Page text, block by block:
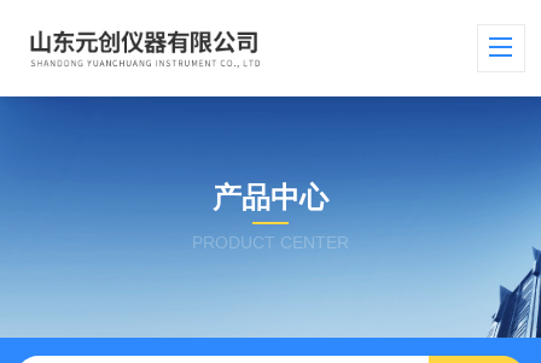
产品中心
PRODUCT CENTER